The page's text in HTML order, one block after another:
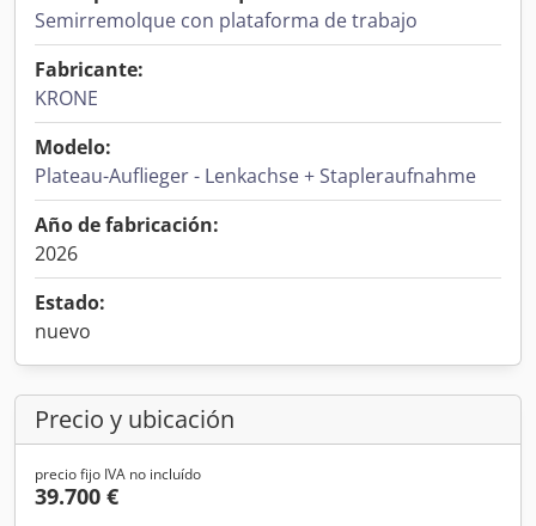
Semirremolque con plataforma de trabajo
Fabricante:
KRONE
Modelo:
Plateau-Auflieger - Lenkachse + Stapleraufnahme
Año de fabricación:
2026
Estado:
nuevo
Precio y ubicación
precio fijo IVA no incluído
39.700 €